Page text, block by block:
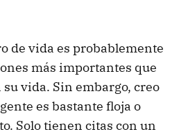
de vida es probablemente
más importantes que
vida. Sin embargo, creo
es bastante floja o
Solo tienen citas con un